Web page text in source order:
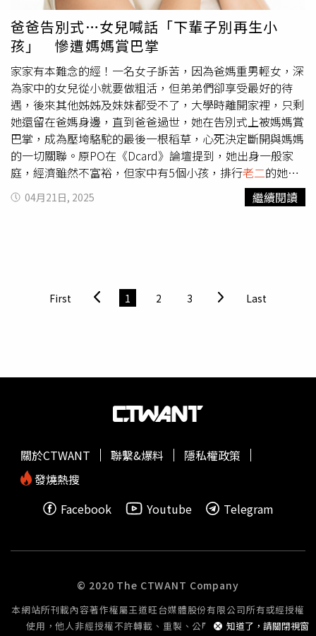
工程問題一言不合，黃明德開槍殺了哥哥黃明煌，及黃明
仁，然後再舉槍自盡，震驚社會。黃家一夕間變調，群龍無
首，讓銀行團高度關切，飯店股東之一的陳春銅因此臨危受
命接下飯店董座，同年7月又交棒李家當時管理肉品事業的
美福國際總經理李冠霆。直到2019年8月，才由15席董事中
選出黃明堂。不過飯店才回到黃家手中不到1個月，就傳出
黃家長輩和遺孀對黃明堂能否勝任持懷疑態度，同時也對黃
明堂上任後大動作改革換上自己人馬表達不滿。美福黃家因
2015年3兄弟相殘，原本被視為家族接班人的老三黃明仁離
世，讓家族勢力重整，群龍無首下，也讓長年合作的李家浮
出檯面。（圖／報系資料庫）此外，當時黃明堂還將飯店樓
上的商辦更改了「不動產物業租售機制」，讓其他黃家股東
戰，由飯店創辦人、黃家老三黃明仁的遺孀巫秀鳳被拱上台
羽董座，取代黃明堂，也如預料，巫秀鳳立馬發動攻勢改選
而當時也流傳李國禎出線的主因是，「美福企業希望還台紐
牛奶蛋白、酪蛋白…等，圖左為台紐創辦人李金俊。（圖／
報系資料庫）隨著家族內鬨不斷、黃家控股公司台羽又落在
得家族成員共識重新分工，才讓黃明堂才重掌台羽，美福企
業董事長依舊為李森波。陳春銅則因陸續收下黃家其餘股東
董座依舊由李國禎擔任，陳春銅之子陳宏揚則任副董。如
願意傾聽，請撥打1995◎如果您覺得痛苦、似乎沒有出
爸爸告別式…女兒喊話「下輩子別再生小
孩」 慘遭媽媽賞巴掌
家家有本難念的經！一名女子訴苦，因為爸媽重男輕女，深
為家中的女兒從小就要做粗活，但弟弟們卻享受最好的待
遇，後來其他姊姊及妹妹都受不了，大學時離開家裡，只剩
她還留在爸媽身邊，直到爸爸過世，她在告別式上被媽媽賞
巴掌，成為壓垮駱駝的最後一根稻草，心死決定斷開與媽媽
的一切關聯。原PO在《Dcard》論壇提到，她出身一般家
庭，經濟雖然不富裕，但家中有5個小孩，排行老二的她，
成長過程中沒有餓肚子，但就是不溫暖，因為看清爸媽重男
輕女，從國小就開始幫忙家裡的生意，別人在放假時，她們
了，大學選擇外縣市的學校直接搬出去，她則堅持繼續留下
來，怎料期間2個弟弟不停慫恿爸媽把房子拿去投資，結果
就好，雙方都可以幸福快樂，「因為當你的小孩真的太累
以快樂一點」。原PO在告別式上被媽媽賞巴掌。（示意圖
／翻攝自photoAC）正是因為這段話，原PO被媽媽賞了巴
息。因為其他兄弟姊妹都不管，媽媽希望她可以資助生活
費，內容包括「就這樣不管阿母了，是不是我到底要你們做
給2萬，我才生這麼多的」。另外，媽媽還希望原PO可以體
好她都記得，但爸爸生病的時候像是變個人，大罵他們小孩
沒出息，「早知道就不要生小孩，沒有妳就好了」，甚至媽
媽也崩潰，在處理後事的每一天，她都在聽這些話，「早知
道不要生小孩了，為了小孩賠了性命」、「如果時間回到過
04月21日, 2025 繼續閱讀
First 1 2 3 Last
知道了，請關閉視窗
關於CTWANT 聯繫&爆料
隱私權政策
發燒熱搜
Facebook
Youtube Telegram
© 2020 The CTWANT Company
本網站所刊載內容著作權屬王道旺台媒體股份有限公司所有或經授權
使用，他人非經授權不許轉載、重製、公開播送或公開傳輸。